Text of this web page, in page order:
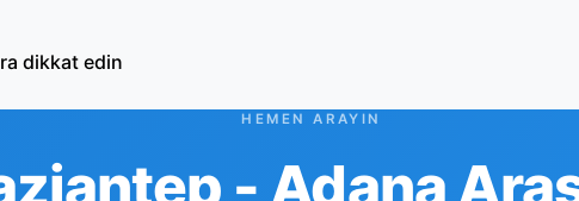
dikkat edin
HEMEN ARAYIN
- Adana